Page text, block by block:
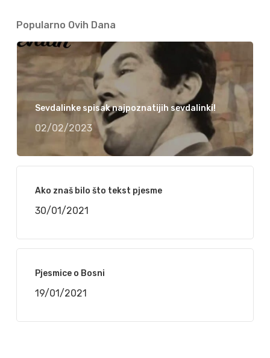
Popularno Ovih Dana
Sevdalinke spisak najpoznatijih sevdalinki!
02/02/2023
Ako znaš bilo što tekst pjesme
30/01/2021
Pjesmice o Bosni
19/01/2021